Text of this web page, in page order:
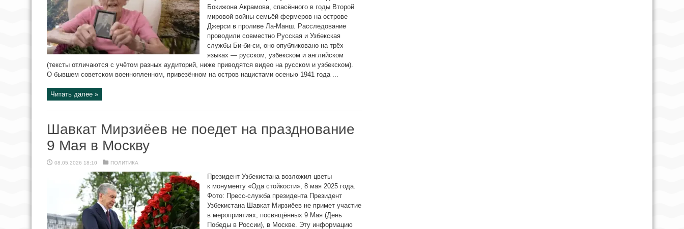
Бокижона Акрамова, спасённого в годы Второй
мировой войны семьёй фермеров на острове
Джерси в проливе Ла-Манш. Расследование
проводили совместно Русская и Узбекская
службы Би-би-си, оно опубликовано на трёх
языках — русском, узбекском и английском
(тексты отличаются с учётом разных аудиторий, ниже приводятся видео на русском и узбекском).
О бывшем советском военнопленном, привезённом на остров нацистами осенью 1941 года ...
Читать далее »
Шавкат Мирзиёев не поедет на празднование
9 Мая в Москву
08.05.2026 18:10 ПОЛИТИКА
Президент Узбекистана возложил цветы
к монументу «Ода стойкости», 8 мая 2025 года.
Фото: Пресс-служба президента Президент
Узбекистана Шавкат Мирзиёев не примет участие
в мероприятиях, посвящённых 9 Мая (День
Победы в России), в Москве. Эту информацию